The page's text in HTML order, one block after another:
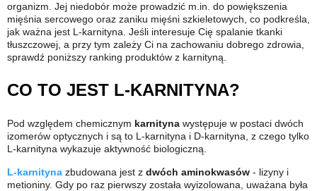
organizm. Jej niedobór może prowadzić m.in. do powiększenia
mięśnia sercowego oraz zaniku mięśni szkieletowych, co podkreśla,
jak ważna jest L-karnityna. Jeśli interesuje Cię spalanie tkanki
tłuszczowej, a przy tym zależy Ci na zachowaniu dobrego zdrowia,
sprawdź poniższy ranking produktów z karnityną.
CO TO JEST L-KARNITYNA?
Pod względem chemicznym karnityna występuje w postaci dwóch
izomerów optycznych i są to L-karnityna i D-karnityna, z czego tylko
L-karnityna wykazuje aktywność biologiczną.
L-karnityna zbudowana jest z dwóch aminokwasów - lizyny i
metioniny. Gdy po raz pierwszy została wyizolowana, uważana była